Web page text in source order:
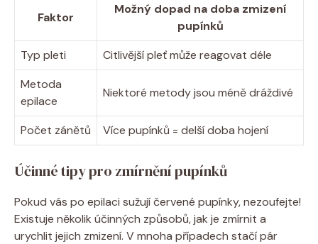
Faktor
Možný dopad na doba zmizení
pupínků
Typ pleti
Citlivější pleť‌ může reagovat‌ déle
Metoda‍
epilace
Niektoré metody jsou méně‍ dráždivé
Počet zánětů Více pupínků ⁢= delší doba hojení
Účinné ⁣tipy pro ⁤zmírnění pupínků
Pokud vás po epilaci sužují⁣ červené⁣ pupínky, nezoufejte!
Existuje několik účinných způsobů, jak je zmírnit a
urychlit⁤ jejich zmizení. V ‌mnoha případech ⁣stačí pár